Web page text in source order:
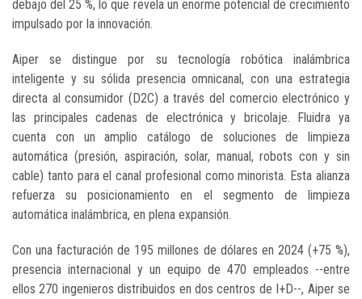
debajo del 25 %, lo que revela un enorme potencial de crecimiento
impulsado por la innovación.
Aiper se distingue por su tecnología robótica inalámbrica
inteligente y su sólida presencia omnicanal, con una estrategia
directa al consumidor (D2C) a través del comercio electrónico y
las principales cadenas de electrónica y bricolaje. Fluidra ya
cuenta con un amplio catálogo de soluciones de limpieza
automática (presión, aspiración, solar, manual, robots con y sin
cable) tanto para el canal profesional como minorista. Esta alianza
refuerza su posicionamiento en el segmento de limpieza
automática inalámbrica, en plena expansión.
Con una facturación de 195 millones de dólares en 2024 (+75 %),
presencia internacional y un equipo de 470 empleados --entre
ellos 270 ingenieros distribuidos en dos centros de I+D--, Aiper se